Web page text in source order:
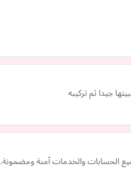
جيدا ثم تركيبه
الحسابات والخدمات آمنة ومضمونة.